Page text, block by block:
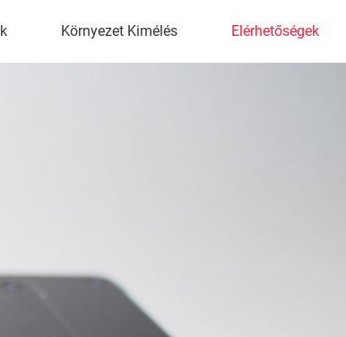
Környezet Kimélés Elérhetőségek